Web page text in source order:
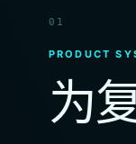
01
PRODUCT
为